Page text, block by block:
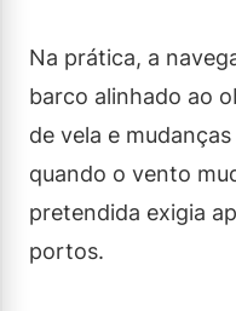
Na prática, a
barco alinhado ao
de vela e
quando o vento
pretendida exigia
portos.